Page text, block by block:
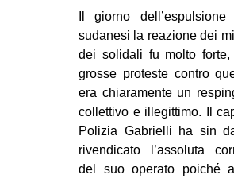
CULTURE
ARTE
CINEMA
MANIFESTI
MUSICA
RECENSIONI
INTERNAZIONALE
Il giorno
sudanesi la reazione dei
dei solidali fu molto forte,
grosse proteste contro
era chiaramente un
collettivo e illegittimo. Il
Polizia Gabrielli ha sin
rivendicato l’assoluta
del suo operato poiché